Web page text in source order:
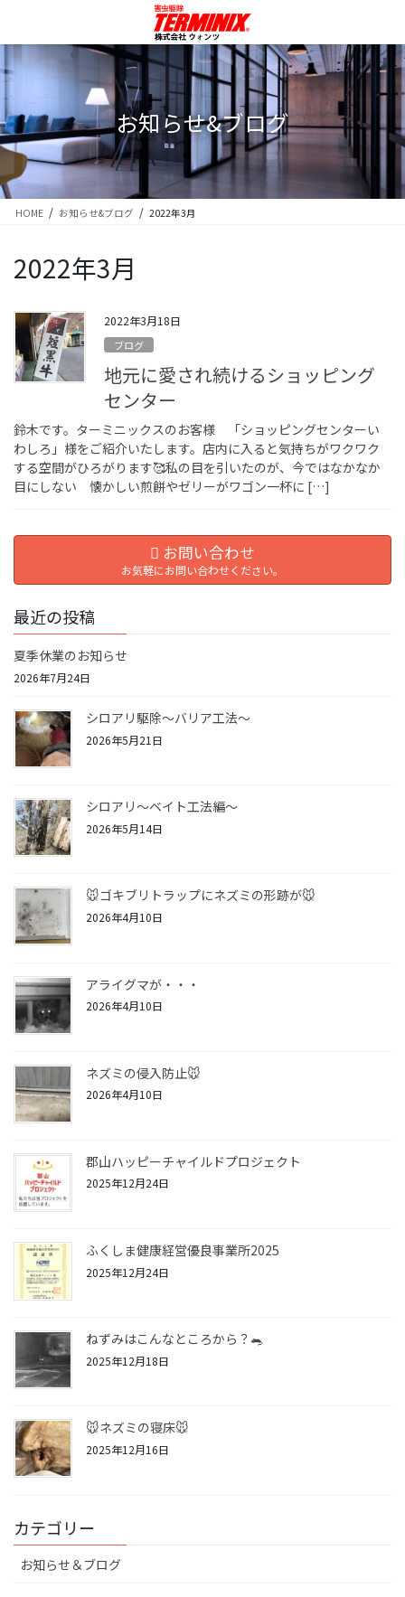
テ
ン
ツ
に
移
動
ゲ
ー
シ
ョ
ン
に
動
お知らせ&ブログ
HOME お知らせ&ブログ 2022年3月
2022年3月
2022年3月18日
ブログ
地元に愛され続けるショッピング
センター
鈴木です。ターミニックスのお客様 「ショッピングセンターい
わしろ」様をご紹介いたします。店内に入ると気持ちがワクワク
する空間がひろがります🥰私の目を引いたのが、今ではなかなか
目にしない 懐かしい煎餅やゼリーがワゴン一杯に […]
お問い合わせ
お気軽にお問い合わせください。
最近の投稿
夏季休業のお知らせ
2026年7月24日
シロアリ駆除〜バリア工法〜
2026年5月21日
シロアリ〜ベイト工法編〜
2026年5月14日
🐭ゴキブリトラップにネズミの形跡が🐭
2026年4月10日
アライグマが・・・
2026年4月10日
ネズミの侵入防止🐭
2026年4月10日
郡山ハッピーチャイルドプロジェクト
2025年12月24日
ふくしま健康経営優良事業所2025
2025年12月24日
ねずみはこんなところから？🐀
2025年12月18日
🐭ネズミの寝床🐭
2025年12月16日
カテゴリー
お知らせ＆ブログ